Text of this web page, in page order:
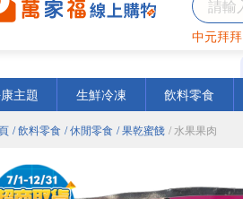
中元拜拜
主題
生鮮冷凍 飲料零食
/ 飲料零食 / 休閒零食 / 果乾蜜餞 / 水果果肉